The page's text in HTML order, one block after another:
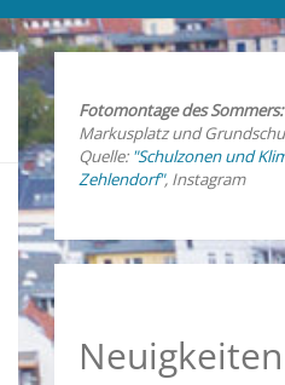
Fotomontage des Sommers:
Markusplatz und
Quelle: "Schulzonen und
Zehlendorf", Instagram
Neuigkeiten